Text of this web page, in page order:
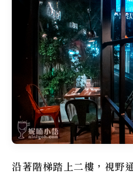
沿著階梯踏上二樓，視野